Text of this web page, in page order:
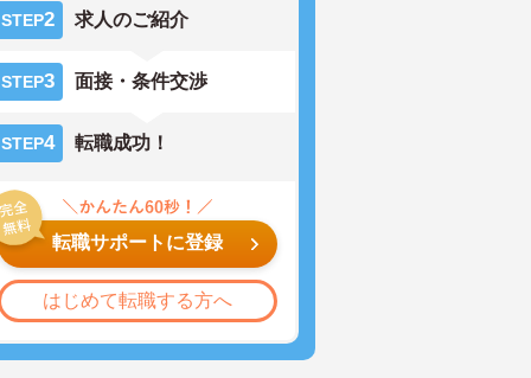
STEP2 求人のご紹介
STEP3 面接・条件交渉
STEP4 転職成功！
転職サポートに登録
はじめて転職する方へ